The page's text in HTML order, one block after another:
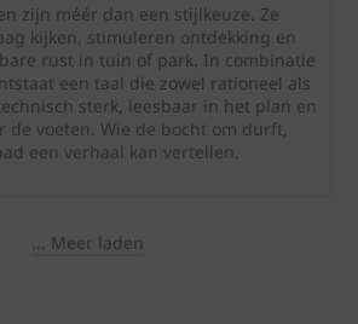
zijn méér dan een stijlkeuze. Ze
kijken, stimuleren ontdekking en
rust in tuin of park. In combinatie
een taal die zowel rationeel als
sterk, leesbaar in het plan en
de voeten. Wie de bocht om durft,
een verhaal kan vertellen.
... Meer laden